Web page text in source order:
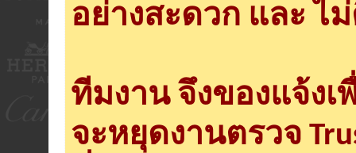
อย่างสะดวก และ ไ
ทีมงาน จึงของแจ้ง
จะหยุดงานตรวจ